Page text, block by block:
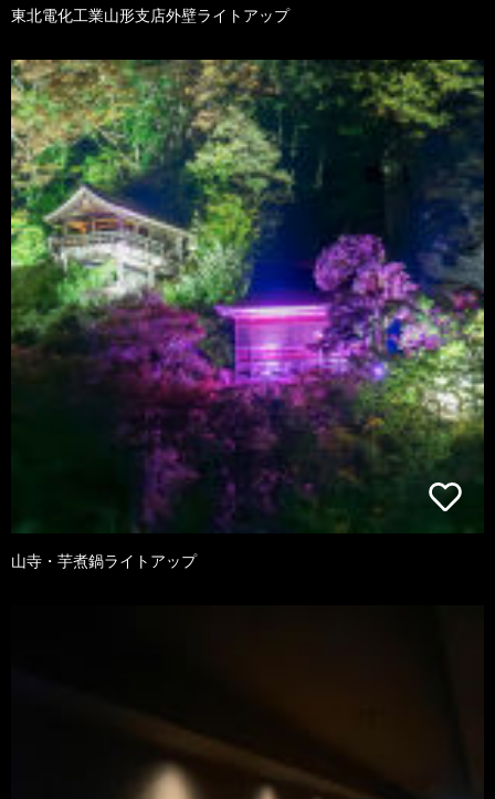
東北電化工業山形支店外壁ライトアップ
山寺・芋煮鍋ライトアップ